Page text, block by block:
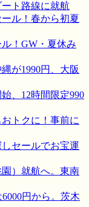
ト路線に就航
ル！春から初夏
！GW・夏休み
が1990円、大阪
、12時間限定990
トクに！事前に
セールでお宝運
園）就航へ。東南
円から。茨木